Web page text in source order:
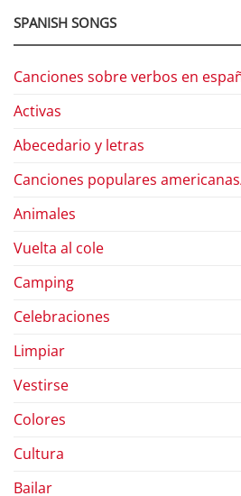
SPANISH SONGS
Canciones sobre verbos en
Activas
Abecedario y letras
Canciones populares
Animales
Vuelta al cole
Camping
Celebraciones
Limpiar
Vestirse
Colores
Cultura
Bailar